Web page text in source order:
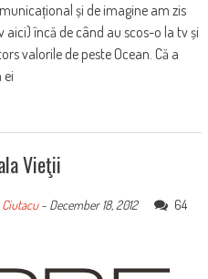
și de imagine am zis
aici) încă de când au scos-o la tv și
valorile de peste Ocean. Că a
ei
Vieţii
- December 18, 2012
64